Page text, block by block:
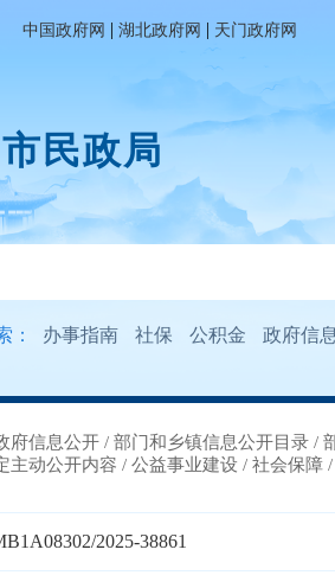
中国政府网 | 湖北政府网 | 天门政府网
民政局
： 办事指南 社保 公积金 政府信
府信息公开 / 部门和乡镇信息公开目录 /
主动公开内容 / 公益事业建设 / 社会保障
2025-38861